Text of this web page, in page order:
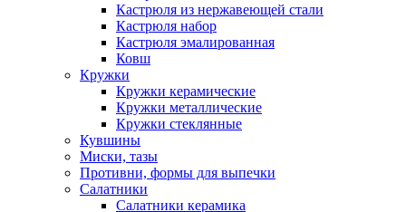
Кастрюля из нержавеющей стали
Кастрюля набор
Кастрюля эмалированная
Ковш
Кружки
Кружки керамические
Кружки металлические
Кружки стеклянные
Кувшины
Миски, тазы
Противни, формы для выпечки
Салатники
Салатники керамика